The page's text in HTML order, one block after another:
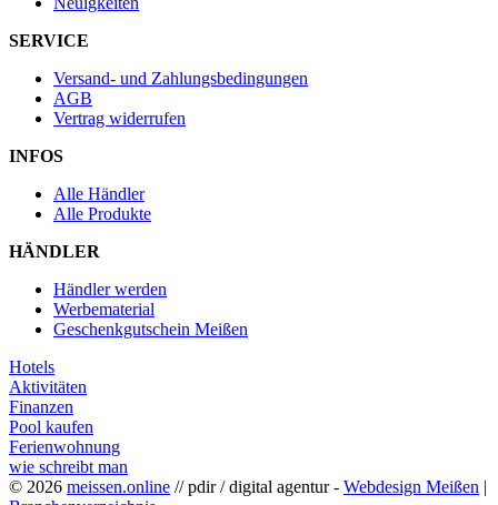
SERVICE
Versand- und Zahlungsbedingungen
AGB
Vertrag widerrufen
INFOS
Alle Händler
Alle Produkte
HÄNDLER
Händler werden
Werbematerial
Geschenkgutschein Meißen
Hotels
Aktivitäten
Finanzen
Pool kaufen
Ferienwohnung
wie schreibt man
© 2026 meissen.online // pdir / digital agentur - Webdesign Meißen |